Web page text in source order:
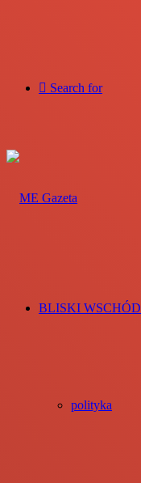
Search for
BLISKI WSCHÓD
polityka